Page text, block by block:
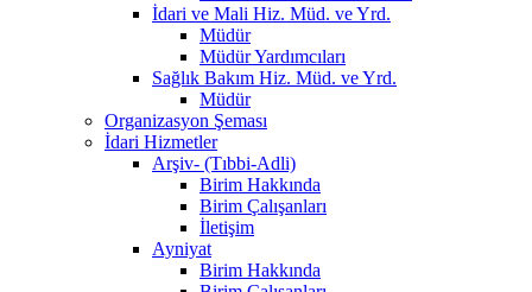
İdari ve Mali Hiz. Müd. ve Yrd.
Müdür
Müdür Yardımcıları
Sağlık Bakım Hiz. Müd. ve Yrd.
Müdür
Organizasyon Şeması
İdari Hizmetler
Arşiv- (Tıbbi-Adli)
Birim Hakkında
Birim Çalışanları
İletişim
Ayniyat
Birim Hakkında